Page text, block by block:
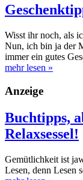
Wisst ihr noch, als
Nun, ich bin ja der
immer ein gutes
mehr lesen »
Anzeige
Buchtipps,
Relaxsessel!
Gemütlichkeit ist
Lesen, denn Lesen